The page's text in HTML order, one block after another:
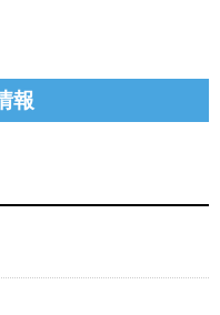
報